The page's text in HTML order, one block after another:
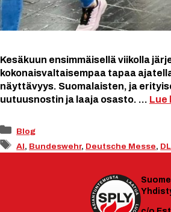
Kesäkuun ensimmäisellä viikolla
kokonaisvaltaisempaa tapaa
näyttävyys. Suomalaisten, ja
uutuusnostin ja laaja osasto. … Lue
Kategoriat
Blog
Avainsanat
AI, Bundeswehr, Deutsche Messe,